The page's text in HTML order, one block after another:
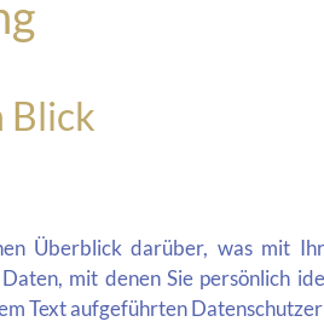
Blick
Überblick darüber, was mit
mit denen Sie persönlich
Text aufgeführten